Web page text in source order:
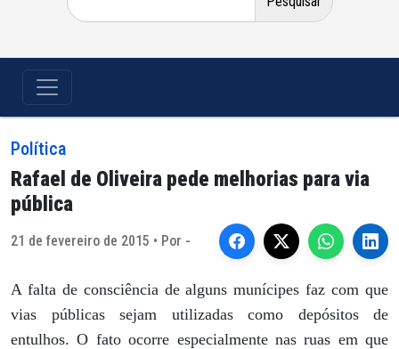
por:
Política
Rafael de Oliveira pede melhorias para via
pública
21 de fevereiro de 2015 • Por -
A falta de consciência de alguns munícipes faz com que
vias públicas sejam utilizadas como depósitos de
entulhos. O fato ocorre especialmente nas ruas em que